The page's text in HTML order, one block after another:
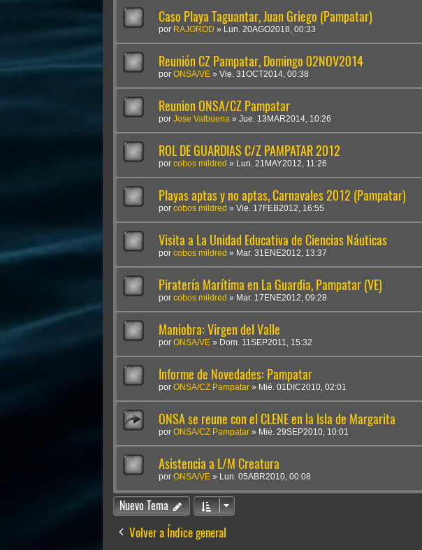
Caso Playa Taguantar, Juan Griego (Pampatar)
por RAJOROD » Lun. 20AGO2018, 00:33
Reunión CZ Pampatar, Domingo 02NOV2014
por ONSA/VE » Vie. 31OCT2014, 00:38
Reunion ONSA/CZ Pampatar
por Jose Valbuena » Jue. 13MAR2014, 10:26
ROL DE GUARDIAS C/Z PAMPATAR 2012
por cobos mildred » Lun. 21MAY2012, 11:26
Playas aptas y no aptas, Carnavales 2012 (Pampatar)
por cobos mildred » Vie. 17FEB2012, 16:55
Visita a La Unidad Educativa de Ciencias Náuticas
por cobos mildred » Mar. 31ENE2012, 13:37
Piratería Marítima en La Guardia, Pampatar (VE)
por cobos mildred » Mar. 17ENE2012, 09:28
Maniobra: Virgen del Valle
por ONSA/VE » Dom. 11SEP2011, 15:32
Informe de Novedades: Pampatar
por ONSA/CZ Pampatar » Mié. 01DIC2010, 02:01
ONSA se reune con el CLENE en la Isla de Margarita
por ONSA/CZ Pampatar » Mié. 29SEP2010, 10:01
Asistencia a L/M Creatura
por ONSA/VE » Lun. 05ABR2010, 00:08
Nuevo Tema
Volver a Índice general